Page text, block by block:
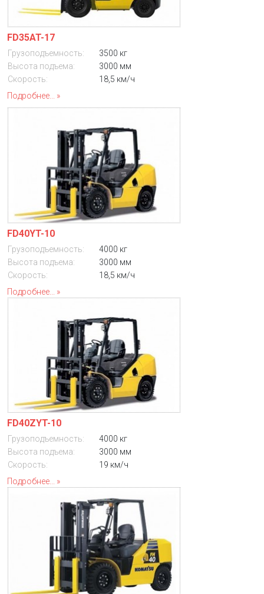
FD35AT-17
Грузоподъемность:
3500 кг
Высота подъема:
3000 мм
Скорость:
18,5 км/ч
Подробнее...
FD40YT-10
Грузоподъемность:
4000 кг
Высота подъема:
3000 мм
Скорость:
18,5 км/ч
Подробнее...
FD40ZYT-10
Грузоподъемность:
4000 кг
Высота подъема:
3000 мм
Скорость:
19 км/ч
Подробнее...